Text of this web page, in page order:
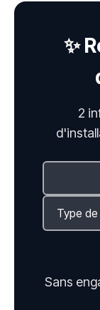
✨
2
Sans